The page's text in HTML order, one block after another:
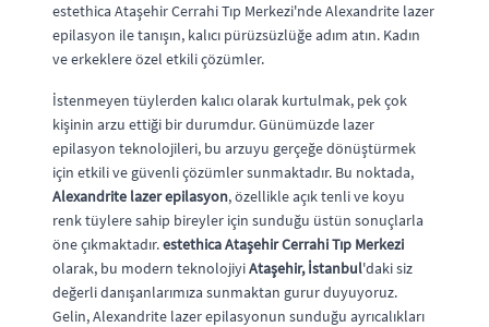
estethica Ataşehir Cerrahi Tıp Merkezi'nde Alexandrite lazer
epilasyon ile tanışın, kalıcı pürüzsüzlüğe adım atın. Kadın
ve erkeklere özel etkili çözümler.
İstenmeyen tüylerden kalıcı olarak kurtulmak, pek çok
kişinin arzu ettiği bir durumdur. Günümüzde lazer
epilasyon teknolojileri, bu arzuyu gerçeğe dönüştürmek
için etkili ve güvenli çözümler sunmaktadır. Bu noktada,
Alexandrite lazer epilasyon, özellikle açık tenli ve koyu
renk tüylere sahip bireyler için sunduğu üstün sonuçlarla
öne çıkmaktadır.estethica Ataşehir Cerrahi Tıp Merkezi
olarak, bu modern teknolojiyiAtaşehir, İstanbul'daki siz
değerli danışanlarımıza sunmaktan gurur duyuyoruz.
Gelin, Alexandrite lazer epilasyonun sunduğu ayrıcalıkları